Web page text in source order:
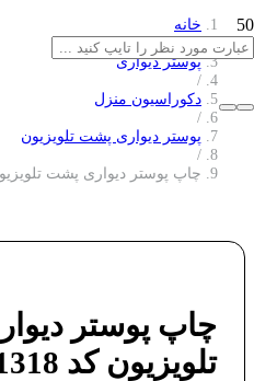
خانه
/
پوستر دیواری
/
دکوراسیون منزل
/
پوستر دیواری پشت تلویزیون
/
چاپ پوستر دیواری پشت تلویزیون
چاپ پوستر
تلویزیون کد 1318